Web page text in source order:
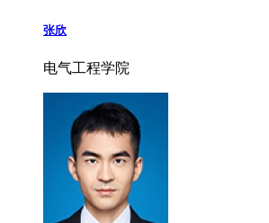
张欣
电气工程学院